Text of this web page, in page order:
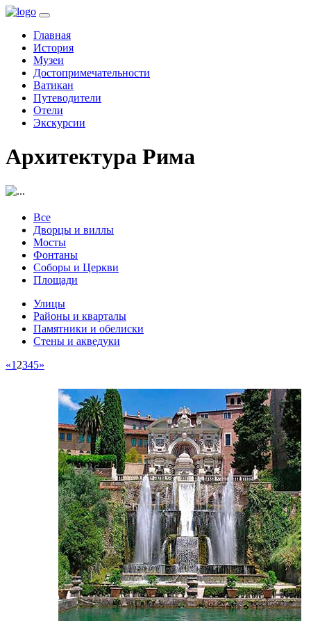
Главная(current)
История
Музеи
Достопримечательности
Ватикан
Путеводители
Отели
Экскурсии
Архитектура Рима
Все
Дворцы и виллы
Мосты
Фонтаны
Соборы и Церкви
Площади
Улицы
Районы и кварталы
Памятники и обелиски
Стены и акведуки
«1 2345»